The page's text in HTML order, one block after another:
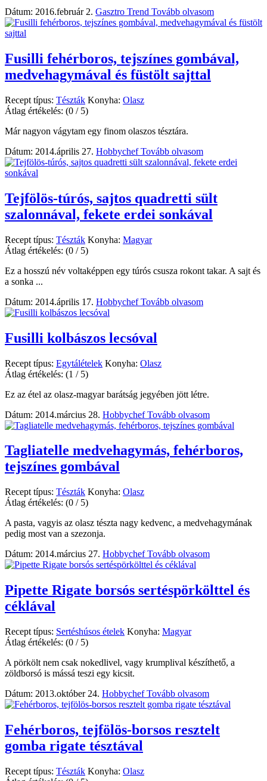
Dátum: 2016.február 2. Gasztro Trend Tovább olvasom
Fusilli fehérboros, tejszínes gombával,
medvehagymával és füstölt sajttal
Recept típus: Tészták Konyha: Olasz
Átlag értékelés: (0 / 5)
Már nagyon vágytam egy finom olaszos tésztára.
Dátum: 2014.április 27. HobbychefTovább olvasom
Tejfölös-túrós, sajtos quadretti sült
szalonnával, fekete erdei sonkával
Recept típus: Tészták Konyha: Magyar
Átlag értékelés: (0 / 5)
Ez a hosszú név voltaképpen egy túrós csusza rokont takar. A sajt és
a sonka ...
Dátum: 2014.április 17. HobbychefTovább olvasom
Fusilli kolbászos lecsóval
Recept típus: Egytálételek Konyha: Olasz
Átlag értékelés: (1 / 5)
Ez az étel az olasz-magyar barátság jegyében jött létre.
Dátum: 2014.március 28. HobbychefTovább olvasom
Tagliatelle medvehagymás, fehérboros,
tejszínes gombával
Recept típus: Tészták Konyha: Olasz
Átlag értékelés: (0 / 5)
A pasta, vagyis az olasz tészta nagy kedvenc, a medvehagymának
pedig most van a szezonja.
Dátum: 2014.március 27. HobbychefTovább olvasom
Pipette Rigate borsós sertéspörkölttel és
céklával
Recept típus: Sertéshúsos ételek Konyha: Magyar
Átlag értékelés: (0 / 5)
A pörkölt nem csak nokedlivel, vagy krumplival készíthető, a
zöldborsó is mássá teszi egy kicsit.
Dátum: 2013.október 24. HobbychefTovább olvasom
Fehérboros, tejfölös-borsos resztelt
gomba rigate tésztával
Recept típus: Tészták Konyha: Olasz